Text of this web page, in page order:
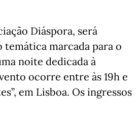
Diáspora, será
temática marcada para o
noite dedicada à
ocorre entre às 19h e
em Lisboa. Os ingressos